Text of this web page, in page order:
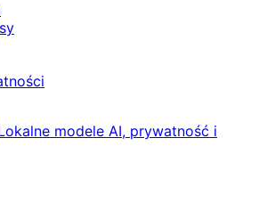
modele AI, prywatność i